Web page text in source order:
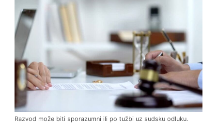
Razvod može biti sporazumni ili po tužbi uz sudsku odluku.